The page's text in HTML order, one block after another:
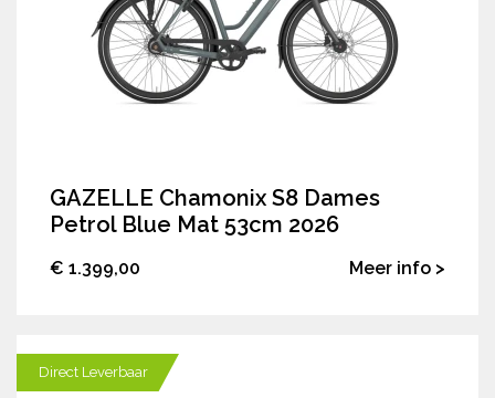
GAZELLE Chamonix S8 Dames
Petrol Blue Mat 53cm 2026
€ 1.399,00 Meer info >
Direct Leverbaar